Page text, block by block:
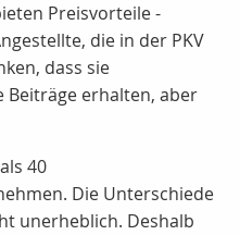
Preisvorteile -
die in der PKV
dass sie
Beiträge erhalten, aber
40
Die Unterschiede
unerheblich. Deshalb